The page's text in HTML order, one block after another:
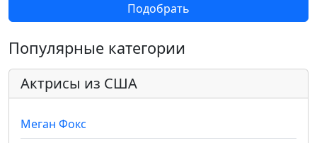
Подобрать
Популярные категории
Актрисы из США
Меган Фокс